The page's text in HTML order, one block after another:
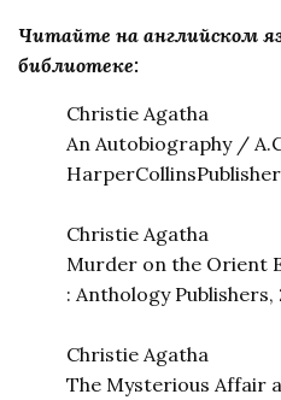
Читайте на английском
библиотеке:
Christie Agatha
An Autobiography /
Christie Agatha
Murder on the Orient
: Anthology Publishers,
Christie Agatha
The Mysterious Affair